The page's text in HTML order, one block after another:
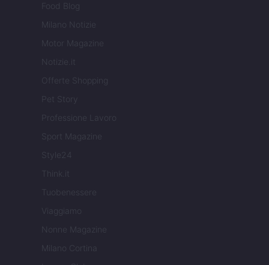
Food Blog
Milano Notizie
Motor Magazine
Notizie.it
Offerte Shopping
Pet Story
Professione Lavoro
Sport Magazine
Style24
Think.it
Tuobenessere
Viaggiamo
Nonne Magazine
Milano Cortina